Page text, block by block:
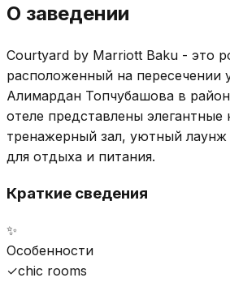
О заведении
Courtyard by Marriott Baku - это
расположенный на пересечении
Алимардан Топчубашова в
отеле представлены
тренажерный зал, уютный лаунж
для отдыха и питания.
Краткие сведения
✨
Особенности
✓chic rooms